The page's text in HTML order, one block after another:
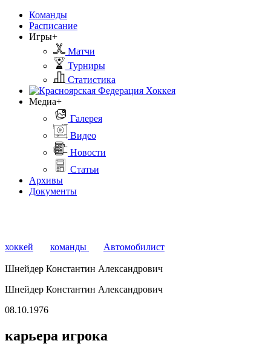
Команды
Расписание
Игры+
Матчи
Турниры
Статистика
Медиа+
Галерея
Видео
Новости
Статьи
Архивы
Документы
хоккей команды Автомобилист
Шнейдер Константин Александрович
Шнейдер Константин Александрович
08.10.1976
карьера игрока